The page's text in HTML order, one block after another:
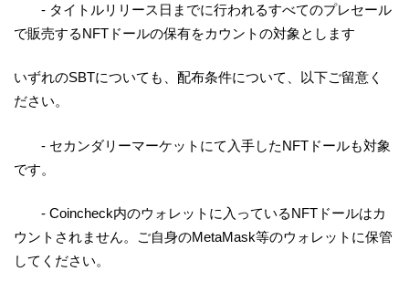
- タイトルリリース日までに行われるすべてのプレセール
で販売するNFTドールの保有をカウントの対象とします
いずれのSBTについても、配布条件について、以下ご留意く
ださい。
- セカンダリーマーケットにて入手したNFTドールも対象
です。
- Coincheck内のウォレットに入っているNFTドールはカ
ウントされません。ご自身のMetaMask等のウォレットに保管
してください。